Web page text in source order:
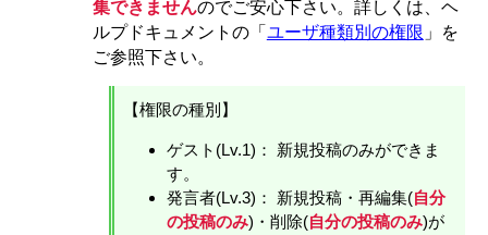
集できませんのでご安心下さい。詳しくは、ヘ
ルプドキュメントの「 ユーザ種類別の権限 」を
ご参照下さい。
【権限の種別】
ゲスト(Lv.1)： 新規投稿のみができま
す。
発言者(Lv.3)： 新規投稿・再編集(自分
の投稿のみ)・削除(自分の投稿のみ)が